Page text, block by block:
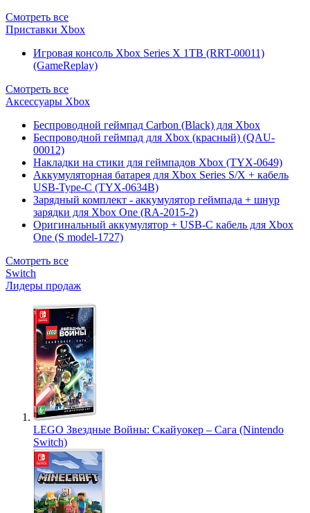
Смотреть все
Приставки Xbox
Игровая консоль Xbox Series X 1TB (RRT-00011)
(GameReplay)
Смотреть все
Аксессуары Xbox
Беспроводной геймпад Carbon (Black) для Xbox
Беспроводной геймпад для Xbox (красный) (QAU-
00012)
Накладки на стики для геймпадов Xbox (TYX-0649)
Аккумуляторная батарея для Xbox Series S/X + кабель
USB-Type-C (TYX-0634B)
Зарядный комплект - аккумулятор геймпада + шнур
зарядки для Xbox One (RA-2015-2)
Оригинальный аккумулятор + USB-C кабель для Xbox
One (S model-1727)
Смотреть все
Switch
Лидеры продаж
LEGO Звездные Войны: Скайуокер – Сага (Nintendo
Switch)